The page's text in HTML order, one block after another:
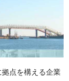
点を構える企業